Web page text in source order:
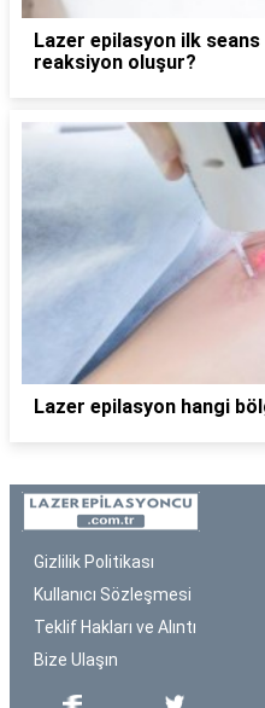
Lazer epilasyon ilk
reaksiyon oluşur?
Lazer epilasyon hangi
Gizlilik Politikası
Kullanıcı Sözleşmesi
Teklif Hakları ve Alıntı
Bize Ulaşın